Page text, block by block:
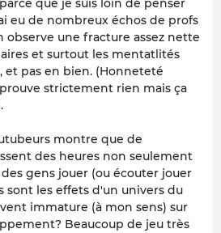
que je suis loin de penser
eu de nombreux échos de profs
observe une fracture assez nette
et surtout les mentatlités
et pas en bien. (Honneteté
strictement rien mais ça
montre que de
des heures non seulement
gens jouer (ou écouter jouer
sont les effets d'un univers du
immature (à mon sens) sur
Beaucoup de jeu très